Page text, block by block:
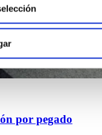
por pegado